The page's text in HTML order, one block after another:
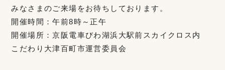
みなさまのご来場をお待ちしております。
開催時間：午前8時～正午
開催場所：京阪電車びわ湖浜大駅前スカイクロス内
こだわり大津百町市運営委員会